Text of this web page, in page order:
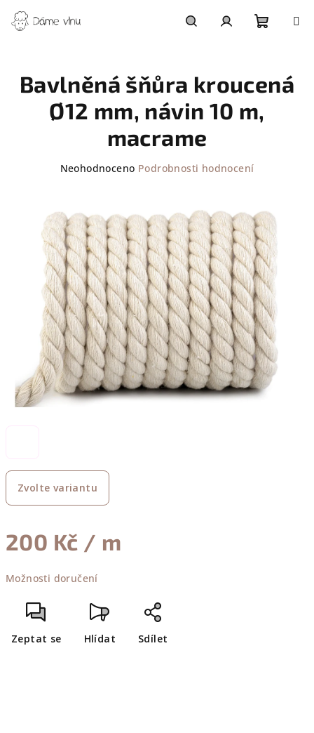
na
obsah
košík
Zvolte variantu
200 Kč / m
cena:
Možnosti doručení
Zeptat se Hlídat Sdílet
Bavlněná šňůra kroucená
Ø12 mm, návin 10 m,
macrame
Průměrné
je
0,0
z
5
hvězdiček.
Neohodnoceno Podrobnosti hodnocení